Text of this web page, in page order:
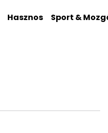
Hasznos Sport &